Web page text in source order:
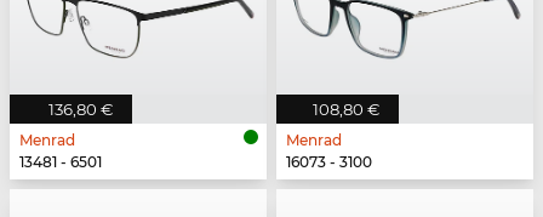
136,80 €
Menrad
13481 - 6501
108,80 €
Menrad
16073 - 3100